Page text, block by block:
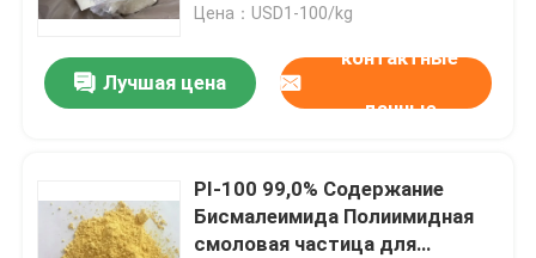
радиационной стойкости
Цена：USD1-100/kg
Лучшая цена
контактные
данные
PI-100 99,0% Содержание
Бисмалеимида Полиимидная
смоловая частица для